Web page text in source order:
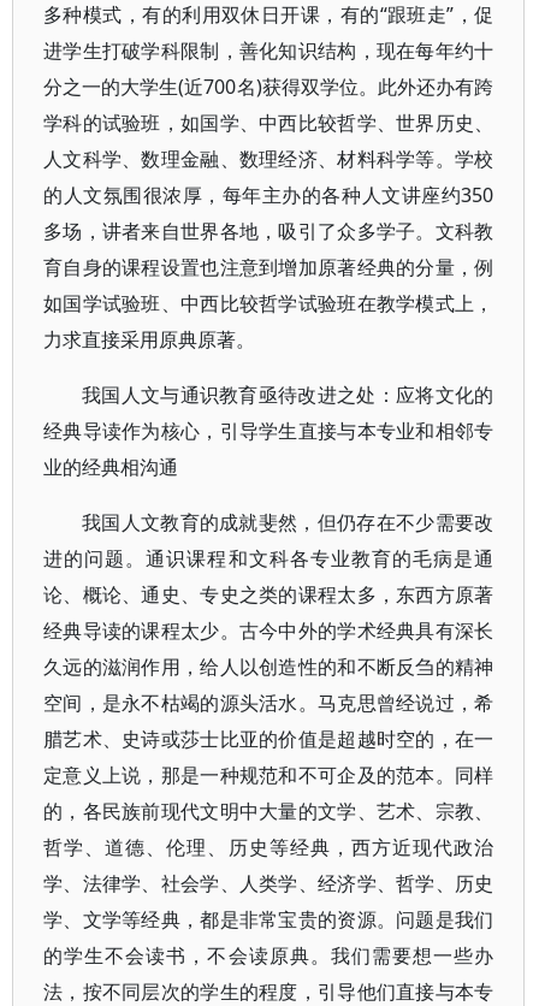
多种模式，有的利用双休日开课，有的“跟班走”，促
进学生打破学科限制，善化知识结构，现在每年约十
分之一的大学生(近700名)获得双学位。此外还办有跨
学科的试验班，如国学、中西比较哲学、世界历史、
人文科学、数理金融、数理经济、材料科学等。学校
的人文氛围很浓厚，每年主办的各种人文讲座约350
多场，讲者来自世界各地，吸引了众多学子。文科教
育自身的课程设置也注意到增加原著经典的分量，例
如国学试验班、中西比较哲学试验班在教学模式上，
力求直接采用原典原著。
我国人文与通识教育亟待改进之处：应将文化的
经典导读作为核心，引导学生直接与本专业和相邻专
业的经典相沟通
我国人文教育的成就斐然，但仍存在不少需要改
进的问题。通识课程和文科各专业教育的毛病是通
论、概论、通史、专史之类的课程太多，东西方原著
经典导读的课程太少。古今中外的学术经典具有深长
久远的滋润作用，给人以创造性的和不断反刍的精神
空间，是永不枯竭的源头活水。马克思曾经说过，希
腊艺术、史诗或莎士比亚的价值是超越时空的，在一
定意义上说，那是一种规范和不可企及的范本。同样
的，各民族前现代文明中大量的文学、艺术、宗教、
哲学、道德、伦理、历史等经典，西方近现代政治
学、法律学、社会学、人类学、经济学、哲学、历史
学、文学等经典，都是非常宝贵的资源。问题是我们
的学生不会读书，不会读原典。我们需要想一些办
法，按不同层次的学生的程度，引导他们直接与本专